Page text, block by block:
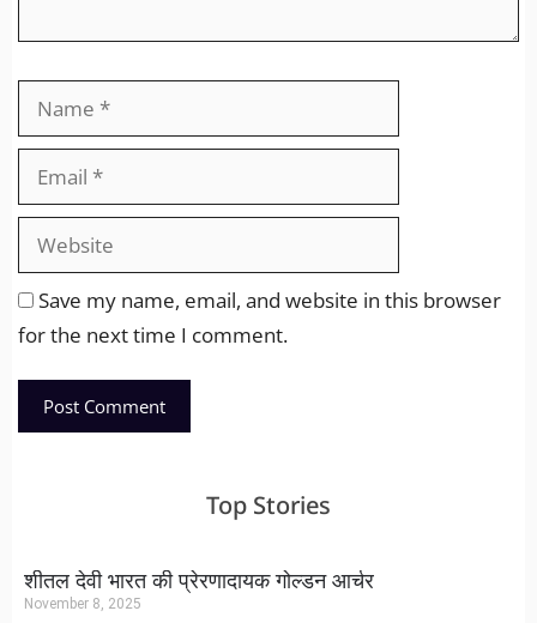
Save my name, email, and website in this browser
for the next time I comment.
Top Stories
शीतल देवी भारत की प्रेरणादायक गोल्डन आर्चर
November 8, 2025